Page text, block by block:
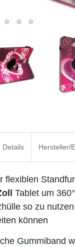
Details Hersteller/
flexiblen
Tablet um
so zu
können
Gummiband